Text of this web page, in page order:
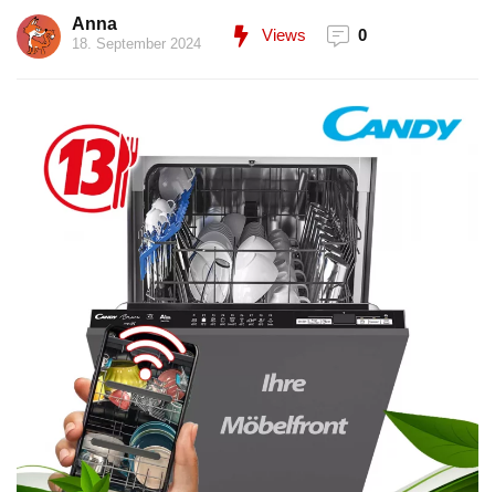
Anna
18. September 2024 Views 0